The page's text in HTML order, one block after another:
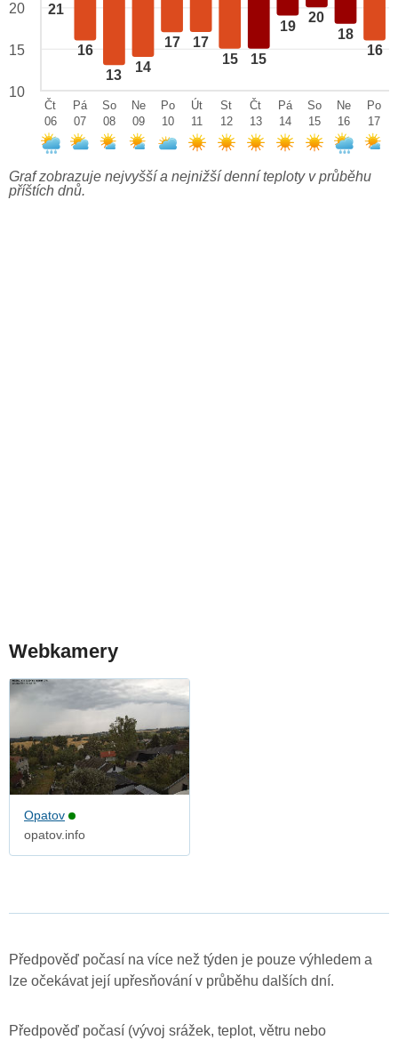
21
16
13
14
17 17
15 15
19
20
18
16
20
15
10
Čt
06
Pá
07
So
08
Ne
09
Po
10
Út
11
St
12
Čt
13
Pá
14
So
15
Ne
16
Po
17
Graf zobrazuje nejvyšší a nejnižší denní teploty v průběhu
příštích dnů.
Webkamery
Opatov
opatov.info
Předpověď počasí na více než týden je pouze výhledem a
lze očekávat její upřesňování v průběhu dalších dní.
Předpověď počasí (vývoj srážek, teplot, větru nebo